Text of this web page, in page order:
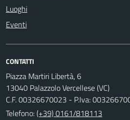
Luoghi
Eventi
CONTATTI
Piazza Martiri Libertà, 6
13040 Palazzolo Vercellese (VC)
C.F. 00326670023 - P.Iva:
Telefono:(+39) 0161/818113